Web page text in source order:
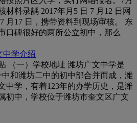
材料录龋 2017年月5 日 7 月12 日网
7 月17 日，携带资料到现场审核。 东
口碑很好的两所公立初中，那么
中学介绍
（一）学校地址 潍坊广文中学是
中和潍坊二中的初中部合并而成，潍
中学，有着123年的办学历史，是潍
初中，学校位于潍坊市奎文区广文